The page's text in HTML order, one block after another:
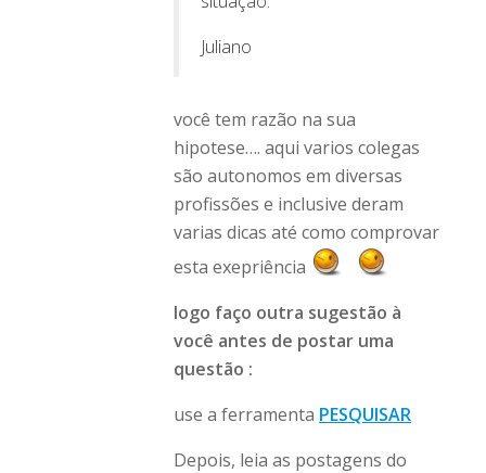
Juliano
você tem razão na sua
hipotese…. aqui varios colegas
são autonomos em diversas
profissões e inclusive deram
varias dicas até como comprovar
esta exepriência
logo faço outra sugestão à
você antes de postar uma
questão :
use a ferramenta PESQUISAR
Depois, leia as postagens do